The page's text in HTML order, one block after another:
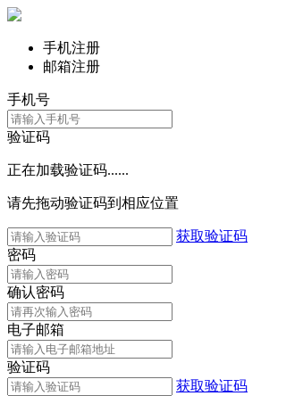
手机注册
邮箱注册
手机号
验证码
正在加载验证码......
请先拖动验证码到相应位置
获取验证码
密码
确认密码
电子邮箱
验证码
获取验证码